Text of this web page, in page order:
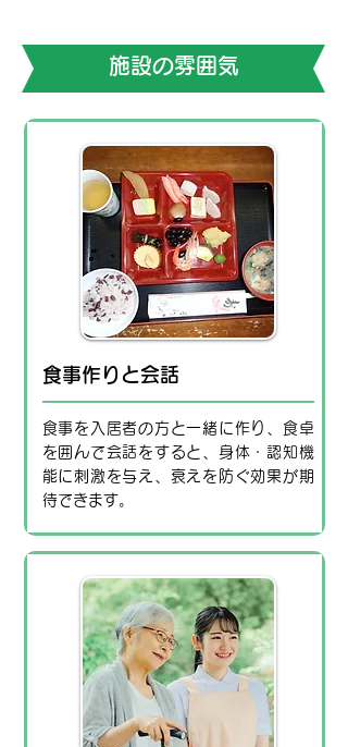
施設の雰囲気
食事作りと会話
食事を入居者の方と一緒に作り、食卓
を囲んで会話をすると、身体・認知機
能に刺激を与え、衰えを防ぐ効果が期
待できます。